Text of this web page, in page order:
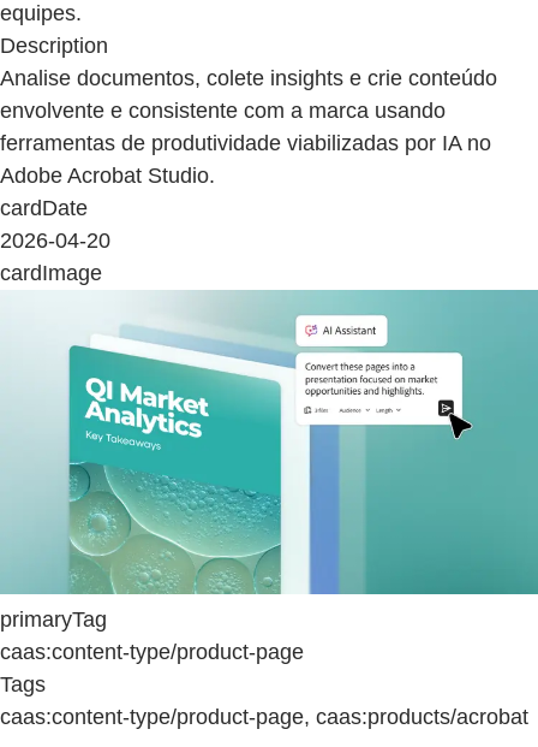
equipes.
Description
Analise documentos, colete insights e crie conteúdo
envolvente e consistente com a marca usando
ferramentas de produtividade viabilizadas por IA no
Adobe Acrobat Studio.
cardDate
2026-04-20
cardImage
primaryTag
caas:content-type/product-page
Tags
caas:content-type/product-page, caas:products/acrobat